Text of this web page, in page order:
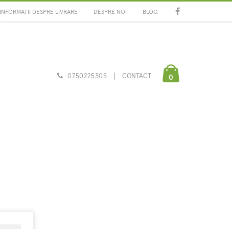
INFORMATII DESPRE LIVRARE DESPRE NOI BLOG
0750225305 CONTACT 0